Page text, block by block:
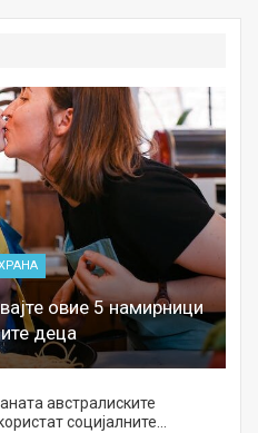
овие 5 намирници
деца
австралиските
социјалните…